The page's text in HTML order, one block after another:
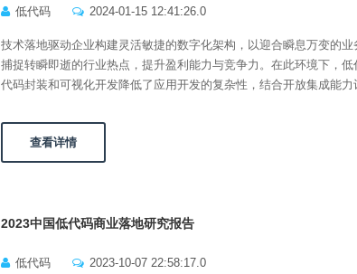
低代码 2024-01-15 12:41:26.0
技术落地驱动企业构建灵活敏捷的数字化架构，以迎合瞬息万变的业
捕捉转瞬即逝的行业热点，提升盈利能力与竞争力。在此环境下，低
代码封装和可视化开发降低了应用开发的复杂性，结合开放集成能
查看详情
2023中国低代码商业落地研究报告
低代码 2023-10-07 22:58:17.0